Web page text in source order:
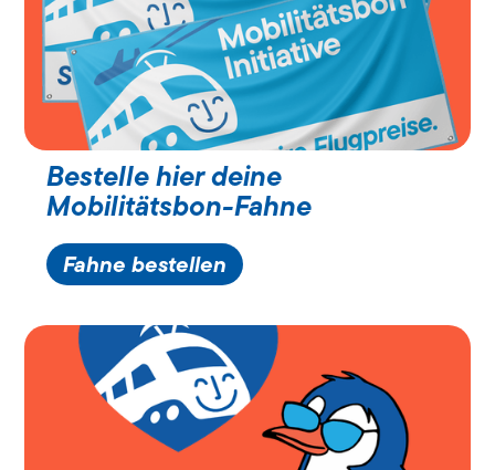
Bestelle hier deine
Mobilitätsbon-Fahne
Fahne bestellen